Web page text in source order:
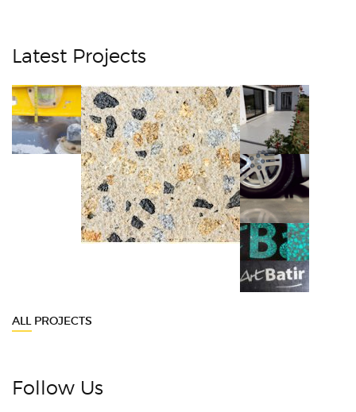
Latest Projects
ALL PROJECTS
Follow Us